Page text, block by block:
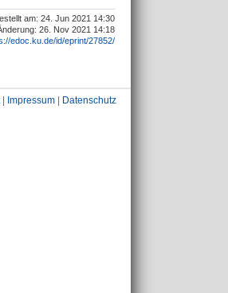
am: 24. Jun 2021 14:30
26. Nov 2021 14:18
edoc.ku.de/id/eprint/27852/
| Impressum Datenschutz